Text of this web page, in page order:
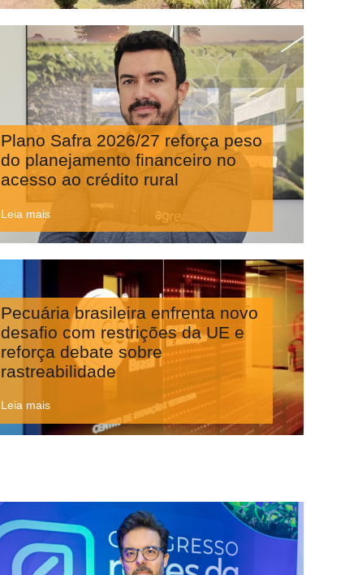
Plano Safra 2026/27 reforça peso
do planejamento financeiro no
acesso ao crédito rural
Leia mais
Pecuária brasileira enfrenta novo
desafio com restrições da UE e
reforça debate sobre
rastreabilidade
Leia mais